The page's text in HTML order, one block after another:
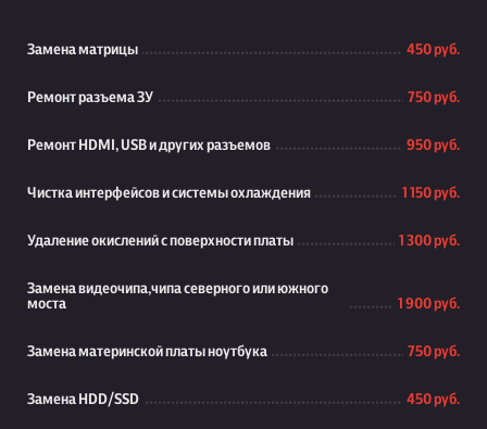
Замена матрицы 450 руб.
Ремонт разъема ЗУ 750 руб.
Ремонт HDMI, USB и других разъемов 950 руб.
Чистка интерфейсов и системы охлаждения 1 150 руб.
Удаление окислений с поверхности платы 1 300 руб.
Замена видеочипа,чипа северного или южного
моста
1 900 руб.
Замена материнской платы ноутбука 750 руб.
Замена HDD/SSD 450 руб.